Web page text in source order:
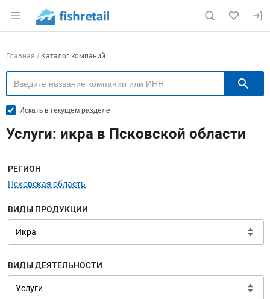
Раздел навигации по сайту fishretail.ru
Навигация по компаниям
Главная Каталог компаний
Искать в текущем разделе
Услуги: икра в Псковской области
Меню навигации
РЕГИОН
Псковская область
ВИДЫ ПРОДУКЦИИ
ВИДЫ ДЕЯТЕЛЬНОСТИ